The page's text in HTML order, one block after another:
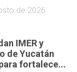
de 2026
IMER y
de Yucatán
fortalece...